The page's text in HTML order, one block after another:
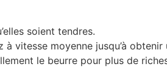
soient tendres.
vitesse moyenne jusqu’à obtenir
le beurre pour plus de